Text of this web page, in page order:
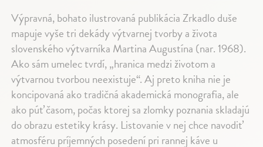
Výpravná, bohato ilustrovaná publikácia Zrkadlo duše
mapuje vyše tri dekády výtvarnej tvorby a života
slovenského výtvarníka Martina Augustína (nar. 1968).
Ako sám umelec tvrdí, „hranica medzi životom a
výtvarnou tvorbou neexistuje“. Aj preto kniha nie je
koncipovaná ako tradičná akademická monografia, ale
ako púť časom, počas ktorej sa zlomky poznania skladajú
do obrazu estetiky krásy. Listovanie v nej chce navodiť
atmosféru príjemných posedení pri rannej káve u